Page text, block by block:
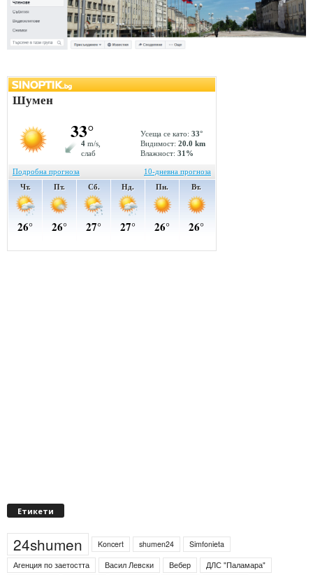
Етикети
24shumen Koncert shumen24
Simfonieta
Агенция по заетостта
Васил Левски Вебер
ДЛС "Паламара"